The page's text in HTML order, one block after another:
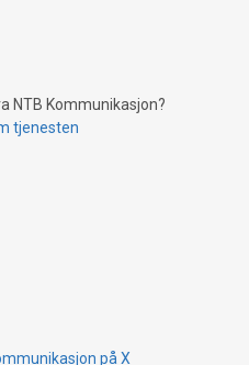
NTB Kommunikasjon?
tjenesten
på X